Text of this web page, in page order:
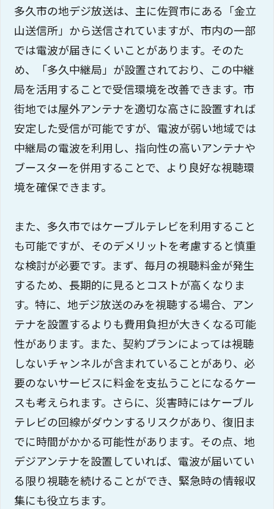
多久市の地デジ放送は、主に佐賀市にある「金立
山送信所」から送信されていますが、市内の一部
では電波が届きにくいことがあります。そのた
め、「多久中継局」が設置されており、この中継
局を活用することで受信環境を改善できます。市
街地では屋外アンテナを適切な高さに設置すれば
安定した受信が可能ですが、電波が弱い地域では
中継局の電波を利用し、指向性の高いアンテナや
ブースターを併用することで、より良好な視聴環
境を確保できます。
また、多久市ではケーブルテレビを利用すること
も可能ですが、そのデメリットを考慮すると慎重
な検討が必要です。まず、毎月の視聴料金が発生
するため、長期的に見るとコストが高くなりま
す。特に、地デジ放送のみを視聴する場合、アン
テナを設置するよりも費用負担が大きくなる可能
性があります。また、契約プランによっては視聴
しないチャンネルが含まれていることがあり、必
要のないサービスに料金を支払うことになるケー
スも考えられます。さらに、災害時にはケーブル
テレビの回線がダウンするリスクがあり、復旧ま
でに時間がかかる可能性があります。その点、地
デジアンテナを設置していれば、電波が届いてい
る限り視聴を続けることができ、緊急時の情報収
集にも役立ちます。